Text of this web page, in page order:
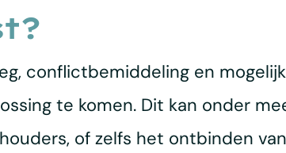
conflictbemiddeling en
te komen. Dit kan onder
of zelfs het ontbinden